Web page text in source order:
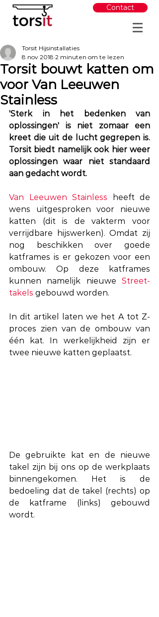
Contact
Torsit bouwt katten om
voor Van Leeuwen
Stainless
Torsit Hijsinstallaties
8 nov 2018 2 minuten om te lezen
'Sterk in het bedenken van
oplossingen' is niet zomaar een
kreet die uit de lucht gegrepen is.
Torsit biedt namelijk ook hier weer
oplossingen waar niet standaard
aan gedacht wordt.
Van Leeuwen Stainless heeft de
wens uitgesproken voor nieuwe
katten (dit is de vakterm voor
verrijdbare hijswerken). Omdat zij
nog beschikken over goede
katframes is er gekozen voor een
ombouw. Op deze katframes
kunnen namelijk nieuwe Street-
takels gebouwd worden.
In dit artikel laten we het A tot Z-
proces zien van de ombouw van
één kat. In werkelijkheid zijn er
twee nieuwe katten geplaatst.
De gebruikte kat en de nieuwe
takel zijn bij ons op de werkplaats
binnengekomen. Het is de
bedoeling dat de takel (rechts) op
de katframe (links) gebouwd
wordt.